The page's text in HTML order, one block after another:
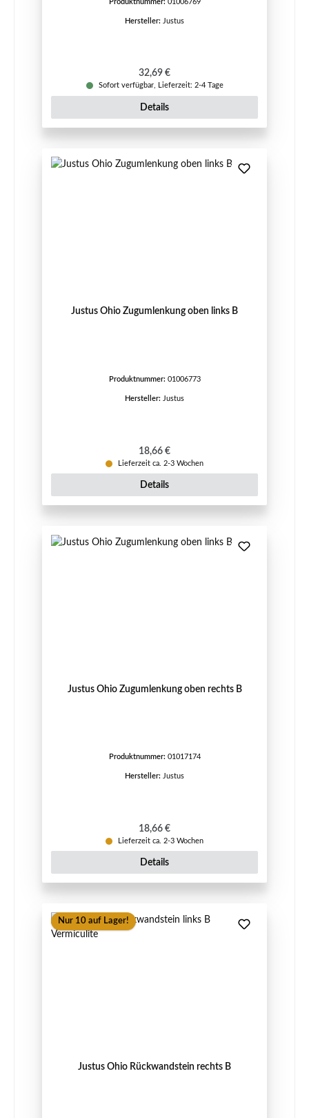
Hersteller: Justus
Regulärer Preis:
32,69 €
Sofort verfügbar, Lieferzeit: 2-4 Tage
Details
Justus Ohio Zugumlenkung oben links B
Produktnummer: 01006773
Hersteller: Justus
Regulärer Preis:
18,66 €
Lieferzeit ca. 2-3 Wochen
Details
Justus Ohio Zugumlenkung oben rechts B
Produktnummer: 01017174
Hersteller: Justus
Regulärer Preis:
18,66 €
Lieferzeit ca. 2-3 Wochen
Details
Nur 10 auf Lager!
Justus Ohio Rückwandstein rechts B